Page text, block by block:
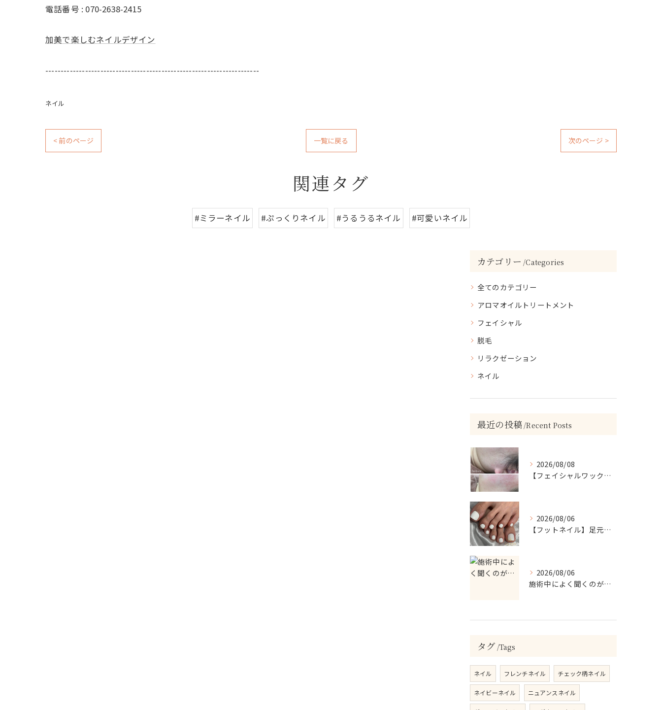
電話番号 : 070-2638-2415
加美で楽しむネイルデザイン
----------------------------------------------------------------------
ネイル
< 前のページ 一覧に戻る 次のページ >
関連タグ
#ミラーネイル #ぷっくりネイル #うるうるネイル #可愛いネイル
カテゴリー Categories
全てのカテゴリー
アロマオイルトリートメント
フェイシャル
脱毛
リラクゼーション
ネイル
最近の投稿 Recent Posts
2026/08/08
【フェイシャルワックスで、毛質にも変化が…🤍】
2026/08/06
【フットネイル】足元がパッと映える！ホワイトワンカラーネイル
2026/08/06
施術中によく聞くのが…
タグ Tags
ネイル フレンチネイル チェック柄ネイル
ネイビーネイル ニュアンスネイル